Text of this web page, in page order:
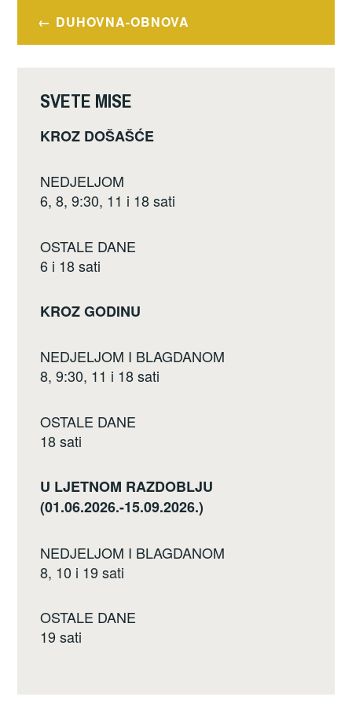
e
b
o
k
er e
Navigacija
objava
DUHOVNA-OBNOVA
SVETE MISE
KROZ DOŠAŠĆE
NEDJELJOM
6, 8, 9:30, 11 i 18 sati
OSTALE DANE
6 i 18 sati
KROZ GODINU
NEDJELJOM I BLAGDANOM
8, 9:30, 11 i 18 sati
OSTALE DANE
18 sati
U LJETNOM RAZDOBLJU
(01.06.2026.-15.09.2026.)
NEDJELJOM I BLAGDANOM
8, 10 i 19 sati
OSTALE DANE
19 sati